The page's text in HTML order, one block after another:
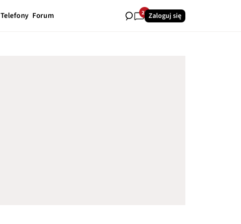
Telefony Forum 28Zaloguj się